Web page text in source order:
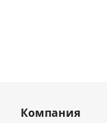
Компания